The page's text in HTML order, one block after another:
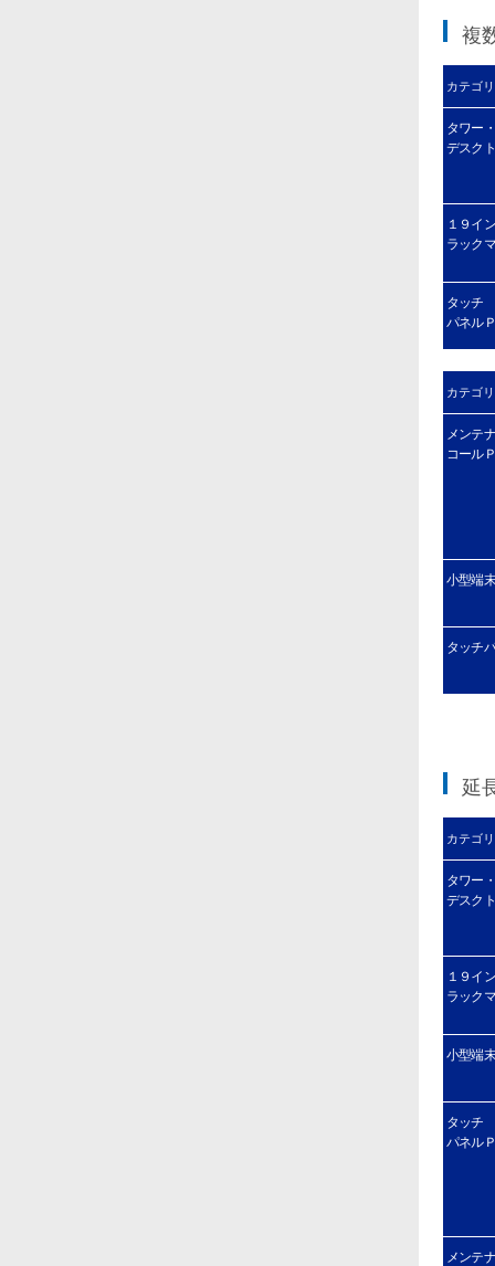
複
カテゴリ
タワー
デスク
１９イ
ラック
タッチ
パネル
カテゴリ
メンテ
コール
小型端
タッチ
延
カテゴリ
タワー
デスク
１９イ
ラック
小型端
タッチ
パネル
メンテ